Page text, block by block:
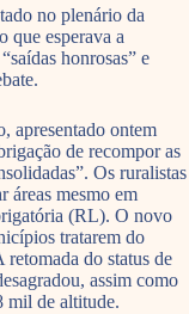
no plenário da
que esperava a
honrosas” e
apresentado ontem
de recompor as
Os ruralistas
áreas mesmo em
(RL). O novo
tratarem do
retomada do status de
assim como
mil de altitude.